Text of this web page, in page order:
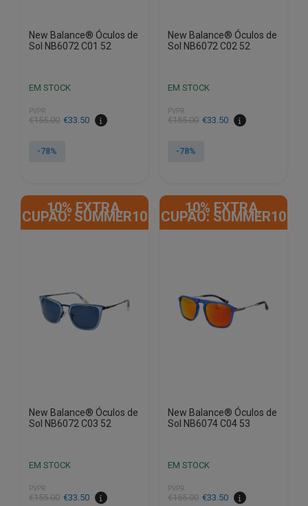
New Balance® Óculos de
Sol NB6072 C01 52
EM STOCK
PVPR
€155.00
O
original
€33.50
O
atual
-78%
New Balance® Óculos de
Sol NB6072 C02 52
EM STOCK
PVPR
€155.00
O
original
€33.50
O
atual
-78%
10% EXTRA,
CUPÃO: SUMMER10
New Balance® Óculos de
Sol NB6072 C03 52
EM STOCK
PVPR
€155.00
O
€33.50
O
10% EXTRA,
CUPÃO: SUMMER10
New Balance® Óculos de
Sol NB6074 C04 53
EM STOCK
PVPR
€155.00
O
€33.50
O